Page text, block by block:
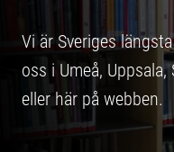
Vi är Sveriges
oss i Umeå,
eller här på webben.